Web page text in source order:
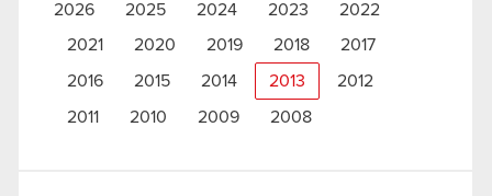
2026 2025 2024 2023
2022
2021
2020 2019 2018 2017
2016 2015 2014 2013 2012
2011 2010 2009 2008